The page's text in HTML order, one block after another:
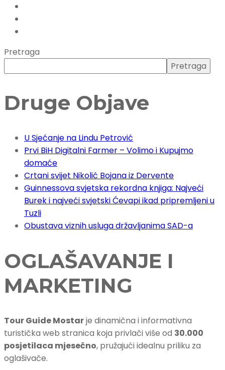
Pretraga
Pretraga
Druge Objave
U Sjećanje na Lindu Petrović
Prvi BiH Digitalni Farmer – Volimo i Kupujmo
domaće
Crtani svijet Nikolić Bojana iz Dervente
Guinnessova svjetska rekordna knjiga: Najveći
Burek i najveći svjetski Ćevapi ikad pripremljeni u
Tuzli
Obustava viznih usluga državljanima SAD-a
OGLAŠAVANJE I
MARKETING
Tour Guide Mostarje dinamična i informativna
turistička web stranica koja privlači više od 30.000
posjetilaca mjesečno, pružajući idealnu priliku za
oglašivače.